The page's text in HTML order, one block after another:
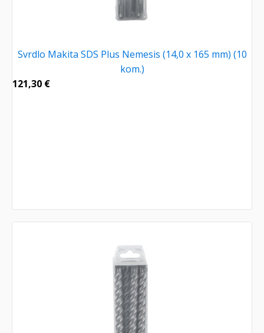
Svrdlo Makita SDS Plus Nemesis (14,0 x 165 mm) (10
kom.)
121,30 €